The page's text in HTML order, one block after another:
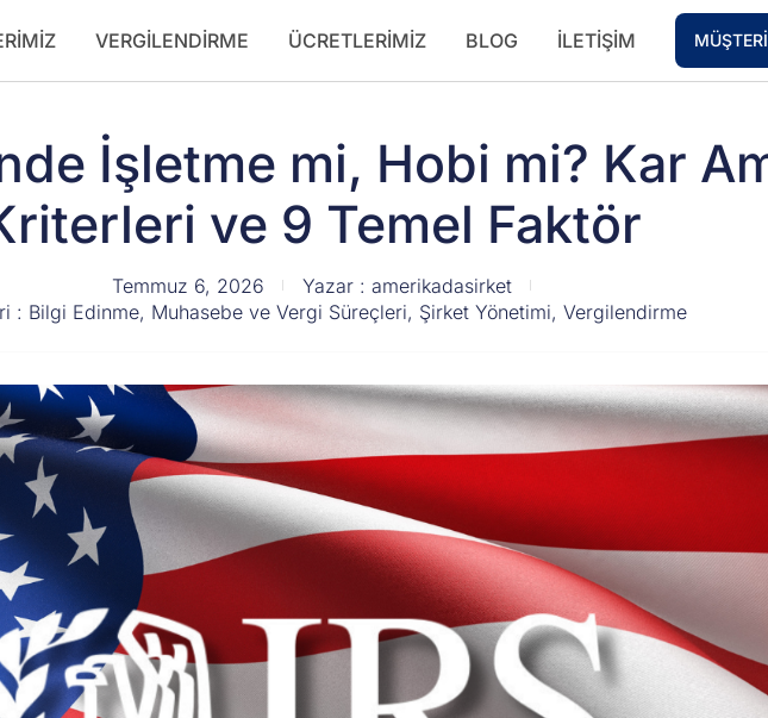
VERGILENDIRME ÜCRETLERIMIZ BLOG İLETIŞIM
İşletme mi, Hobi mi? Kar
ve 9 Temel Faktör
Temmuz 6, 2026 Yazar : amerikadasirket
: Bilgi Edinme, Muhasebe ve Vergi Süreçleri, Şirket Yönetimi, Vergilendirme